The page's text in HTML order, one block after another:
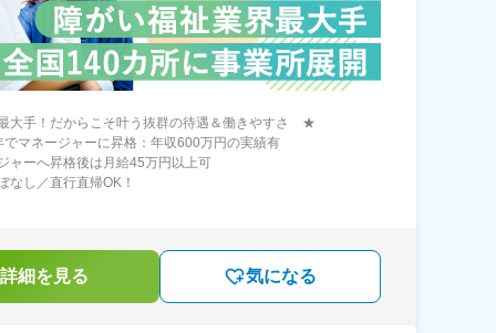
手！だからこそ叶う抜群の待遇＆働きやすさ ★
マネージャーに昇格：年収600万円の実績有
ャーへ昇格後は月給45万円以上可
なし／直行直帰OK！
細を見る 気になる